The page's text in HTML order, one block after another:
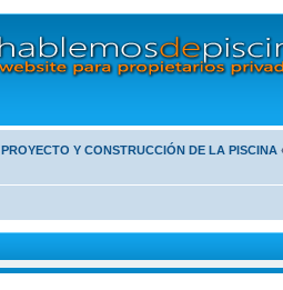
PROYECTO Y CONSTRUCCIÓN DE LA PISCINA